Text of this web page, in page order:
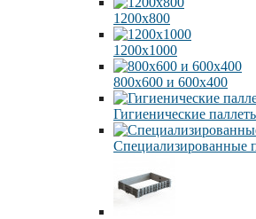
1200х800
1200х1000
800х600 и 600х400
Гигиенические
Специализированные